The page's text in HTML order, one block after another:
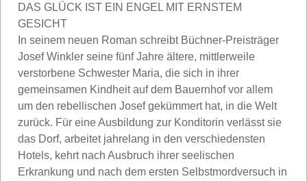
DAS GLÜCK IST EIN ENGEL MIT ERNSTEM
GESICHT
In seinem neuen Roman schreibt Büchner-Preisträger
Josef Winkler seine fünf Jahre ältere, mittlerweile
verstorbene Schwester Maria, die sich in ihrer
gemeinsamen Kindheit auf dem Bauernhof vor allem
um den rebellischen Josef gekümmert hat, in die Welt
zurück. Für eine Ausbildung zur Konditorin verlässt sie
das Dorf, arbeitet jahrelang in den verschiedensten
Hotels, kehrt nach Ausbruch ihrer seelischen
Erkrankung und nach dem ersten Selbstmordversuch in